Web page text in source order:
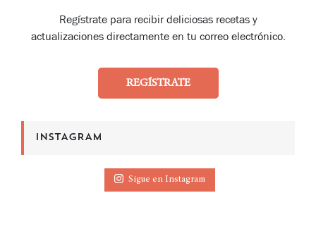
Regístrate para recibir deliciosas recetas y
actualizaciones directamente en tu correo electrónico.
REGÍSTRATE
INSTAGRAM
Sigue en Instagram